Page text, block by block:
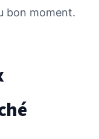
bon moment.